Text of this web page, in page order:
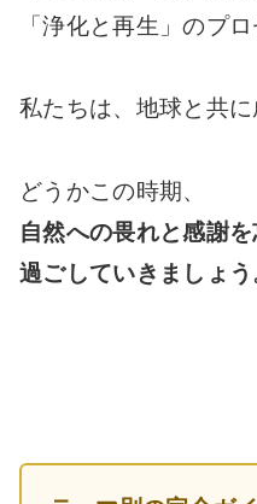
「浄化と再生」のプロ
私たちは、地球と共に
どうかこの時期、
自然への畏れと感謝
過ごしていきましょう